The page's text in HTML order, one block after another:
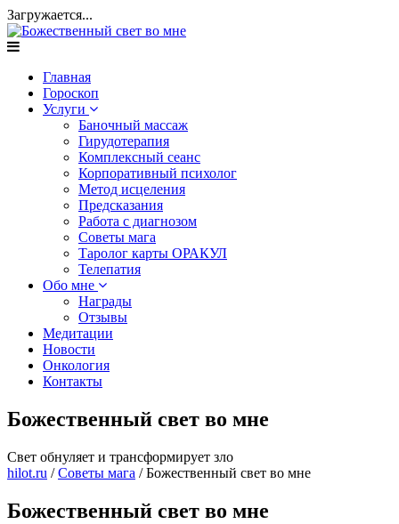
Загружается...
Главная
Гороскоп
Услуги
Баночный массаж
Гирудотерапия
Комплексный сеанс
Корпоративный психолог
Метод исцеления
Предсказания
Работа с диагнозом
Советы мага
Таролог карты ОРАКУЛ
Телепатия
Обо мне
Награды
Отзывы
Медитации
Новости
Онкология
Контакты
Божественный свет во мне
Свет обнуляет и трансформирует зло
hilot.ru /Советы мага /Божественный свет во мне
Божественный свет во мне